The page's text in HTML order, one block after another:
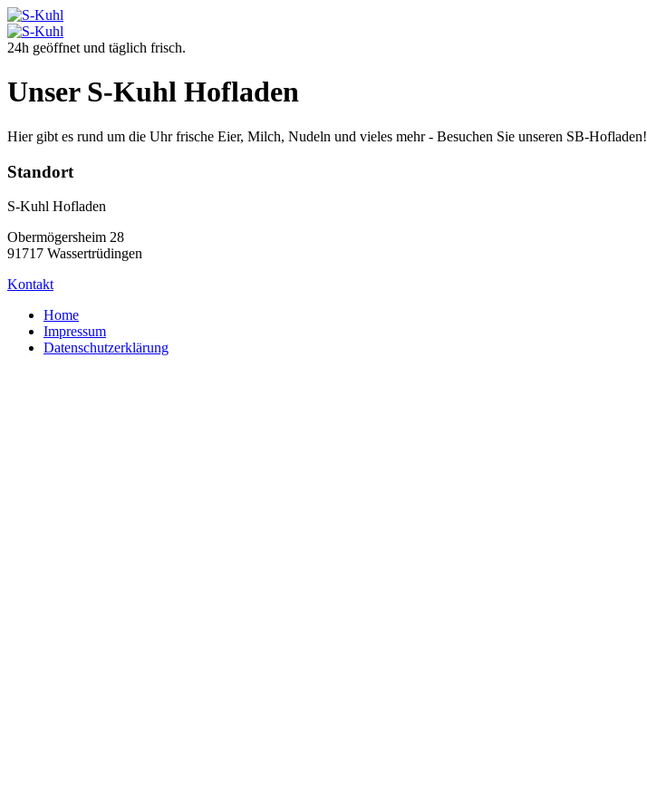
24h geöffnet und täglich frisch.
Unser S-Kuhl Hofladen
Hier gibt es rund um die Uhr frische Eier, Milch, Nudeln und vieles mehr - Besuchen Sie unseren SB-Hofladen!
Standort
S-Kuhl Hofladen
Obermögersheim 28
91717 Wassertrüdingen
Kontakt
Home
Impressum
Datenschutzerklärung